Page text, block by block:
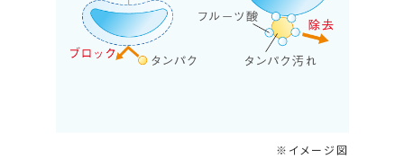
イメージ図